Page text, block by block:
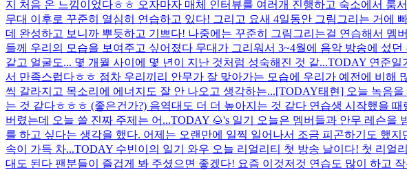
지 처음 온 느낌이었다ㅎㅎ 오자마자 매체 인터뷰를 여러개 진행하고 숙소에서 룸
무대 이후로 꾸준히 열심히 연습하고 있다! 그리고 요새 4일동안 그림그리는 거에
데 완성하고 보니까 뿌듯하고 기쁘다! 나중에는 꾸준히 그림그리는걸 연습해서 멤
들께 우리의 모습을 보여주고 싶어졌다 무대가 그리워서 3~4월에 음악 방송에 섰
같고 얼굴도... 몇 개월 사이에 몇 년이 지난 것처럼 성숙해진 것 같...TODAY 연준일
서 만족스럽다ㅎㅎ 점차 우리끼리 안무가 잘 맞아가는 모습에 우리가 예전에 비
씩 갈라지고 목소리에 에너지도 잘 안 나오고 생각하는...[TODAY태현] 오늘 녹음
는 것 같다ㅎㅎㅎ (좋은건가?) 음역대도 더 더 높아지는 것 같다 연습생 시작했을
버렸는데 오늘 쓸 진짜 주제는 어...TODAY 🌰's 일기 오늘은 멤버들과 안무 레슨을
를 하고 싶다는 생각을 했다. 어제는 오랜만에 일찍 일어나서 조금 피곤하기도 했
속이 가득 차...TODAY 수빈이의 일기 와우 오늘 리얼리티 첫 방송 날이다! 첫 리얼
대도 된다 팬분들이 즐겁게 봐 주셨으면 좋겠다! 요즘 이것저것 연습도 많이 하고